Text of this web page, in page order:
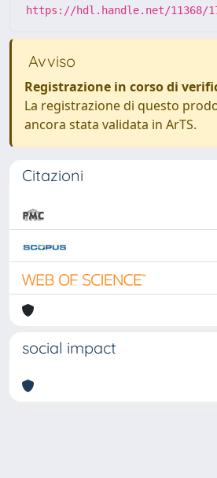
https://hdl.handle.net/11368/
Avviso
Registrazione in corso di
La registrazione di questo
ancora stata validata in ArTS.
Citazioni
social impact